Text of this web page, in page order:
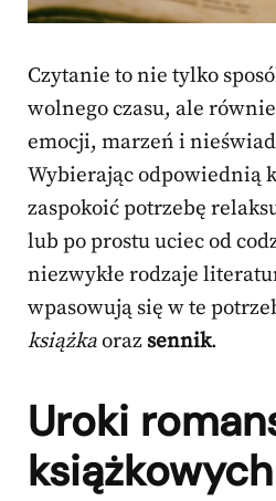
Czytanie to nie tylko
wolnego czasu, ale
emocji, marzeń i
Wybierając odpowiednią
zaspokoić potrzebę
lub po prostu uciec od
niezwykłe rodzaje
wpasowują się w te
książkaoraz sennik.
Uroki
książkowych